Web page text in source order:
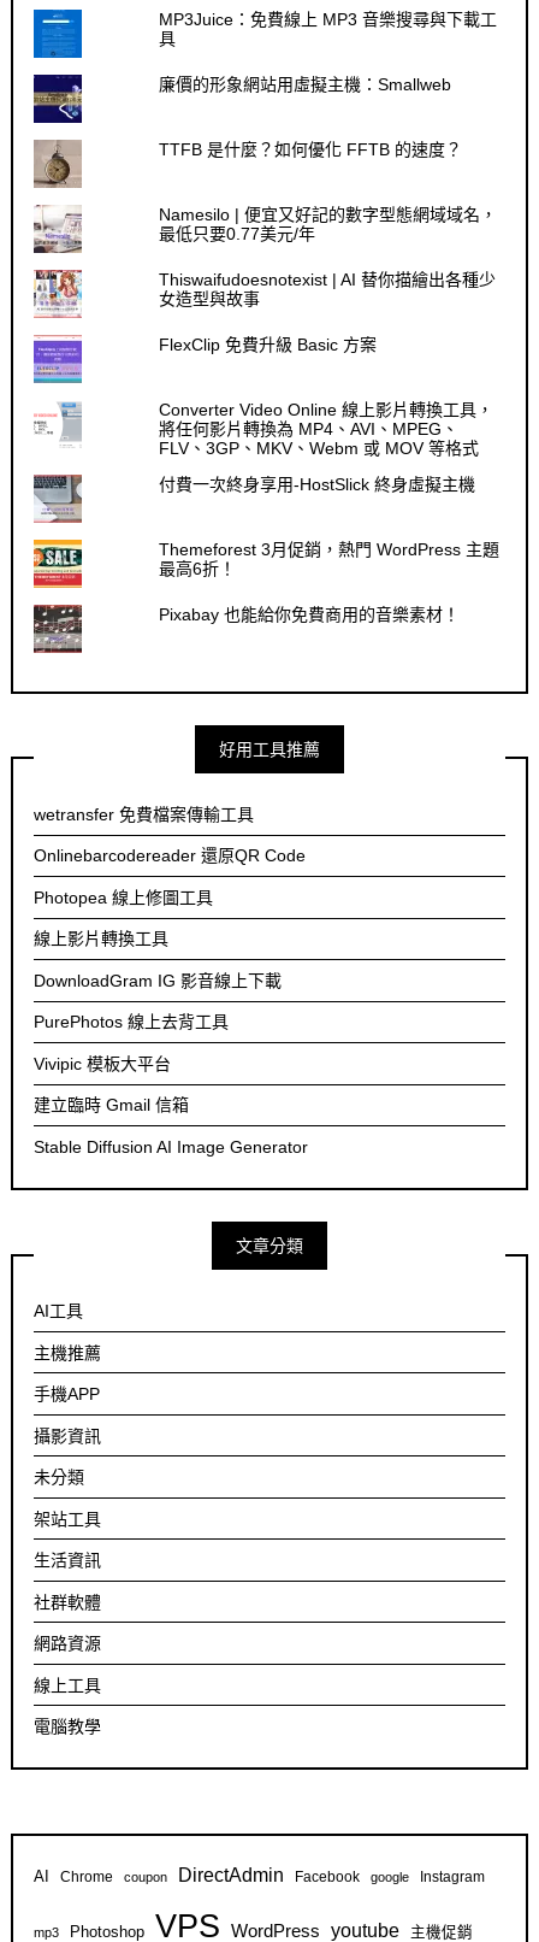
MP3Juice：免費線上 MP3 音樂搜尋與下載工
具
廉價的形象網站用虛擬主機：Smallweb
TTFB 是什麼？如何優化 FFTB 的速度？
Namesilo | 便宜又好記的數字型態網域域名，
最低只要0.77美元/年
Thiswaifudoesnotexist | AI 替你描繪出各種少
女造型與故事
FlexClip 免費升級 Basic 方案
Converter Video Online 線上影片轉換工具，
將任何影片轉換為 MP4、AVI、MPEG、
FLV、3GP、MKV、Webm 或 MOV 等格式
付費一次終身享用-HostSlick 終身虛擬主機
Themeforest 3月促銷，熱門 WordPress 主題
最高6折！
Pixabay 也能給你免費商用的音樂素材！
好用工具推薦
wetransfer 免費檔案傳輸工具
Onlinebarcodereader 還原QR Code
Photopea 線上修圖工具
線上影片轉換工具
DownloadGram IG 影音線上下載
PurePhotos 線上去背工具
Vivipic 模板大平台
建立臨時 Gmail 信箱
Stable Diffusion AI Image Generator
文章分類
AI工具
主機推薦
手機APP
攝影資訊
未分類
架站工具
生活資訊
社群軟體
網路資源
線上工具
電腦教學
AI Chrome coupon DirectAdmin Facebook google Instagram
mp3 Photoshop VPS WordPress youtube 主機促銷